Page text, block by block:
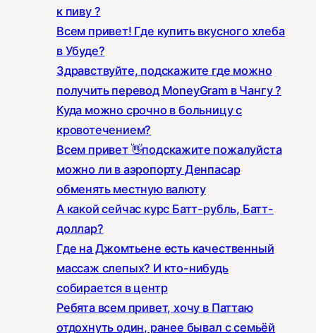
к пиву ?
Всем привет! Где купить вкусного хлеба
в Убуде?
Здравствуйте, подскажите где можно
получить перевод MoneyGram в Чангу ?
Куда можно срочно в больницу с
кровотечением?
Всем привет 👋подскажите пожалуйста
можно ли в аэропорту Денпасар
обменять местную валюту
А какой сейчас курс Батт-рубль, Батт-
доллар?
Где на Джомтьене есть качественный
массаж слепых? И кто-нибудь
собирается в центр
Ребята всем привет, хочу в Паттаю
отдохнуть один, ранее бывал с семьёй